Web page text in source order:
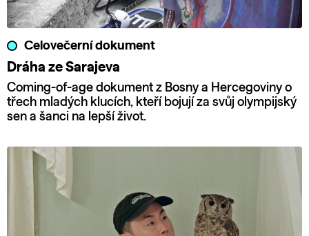
Celovečerní dokument
Dráha ze Sarajeva
Coming-of-age dokument z Bosny a Hercegoviny o
třech mladých klucích, kteří bojují za svůj olympijský
sen a šanci na lepší život.